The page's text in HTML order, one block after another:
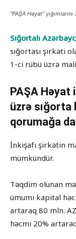
"PAŞA Həyat" yığımlarını
Sığortalı
sığortası şirkəti
1-ci rübü üzrə
PAŞA Həyat
üzrə sığorta
qorumağa
İnkişafı şirkətin
mümkündür.
Təqdim olunan
ümumi kapital
artaraq 80 mln.
həcmi 20%